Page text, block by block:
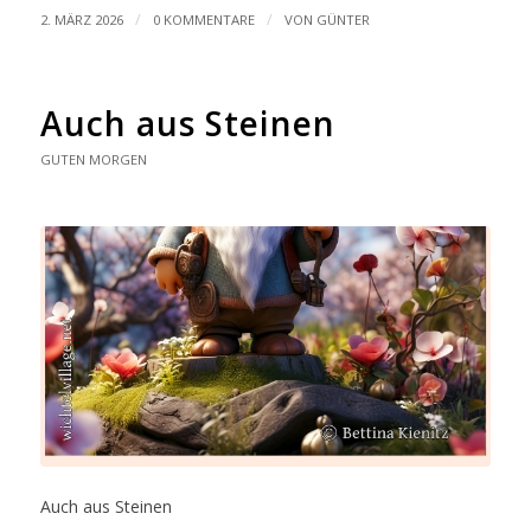
2. MÄRZ 2026 / 0 KOMMENTARE / VON GÜNTER
Auch aus Steinen
GUTEN MORGEN
Auch aus Steinen